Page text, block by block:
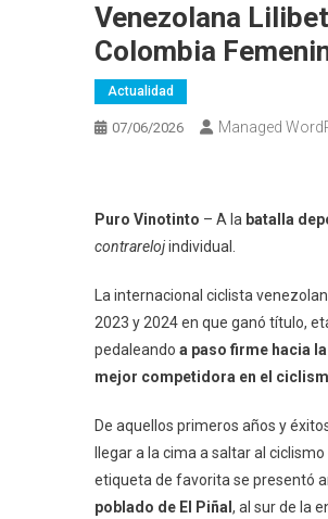
Venezolana
Colombia
Actualidad
07/06/2026 Managed
Puro Vinotinto – A la batalla
contrarelojindividual.
La internacional ciclista
2023 y 2024 en que ganó título,
pedaleando a paso firme hacia
mejor competidora en el
De aquellos primeros años y
llegar a la cima a saltar al
etiqueta de favorita se presentó
poblado de El Piñal , al sur de la